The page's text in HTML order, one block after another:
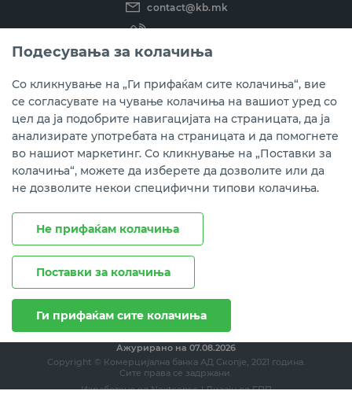
contact@kb.mk
(02) 3 296 800
Instagram
LinkedIn
Youtube
Преземете ја мобилната апликација мБанка.
Политика за колачиња
Ажурирано на 07.08.2026
Copyright © Комерцијална банка АД Скопје, 2021 година.
Сите права се задржани.
Изработено одNextsense | Дизајн одЕПП
Подесувања за колачиња
Со кликнување на „Ги прифаќам сите колачиња“, вие
се согласувате на чување колачиња на вашиот уред со
цел да ја подобрите навигацијата на страницата, да ја
анализирате употребата на страницата и да помогнете
во нашиот маркетинг. Со кликнување на „Поставки за
колачиња“, можете да изберете да дозволите или да
не дозволите некои специфични типови колачиња.
Не прифаќам колачиња
Поставки за колачиња
Ги прифаќам сите колачиња